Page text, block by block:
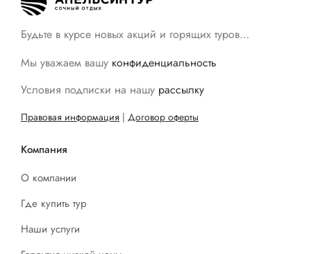
Будьте в курсе новых акций и горящих туров…
Мы уважаем вашу конфиденциальность
Условия подписки на нашу рассылку
Правовая информация | Договор оферты
Компания
О компании
Где купить тур
Наши услуги